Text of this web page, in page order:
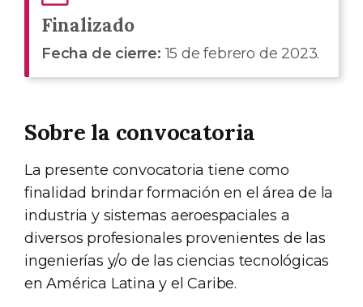
Finalizado
Fecha de cierre: 15 de febrero de 2023.
Sobre la convocatoria
La presente convocatoria tiene como
finalidad brindar formación en el área de la
industria y sistemas aeroespaciales a
diversos profesionales provenientes de las
ingenierías y/o de las ciencias tecnológicas
en América Latina y el Caribe.